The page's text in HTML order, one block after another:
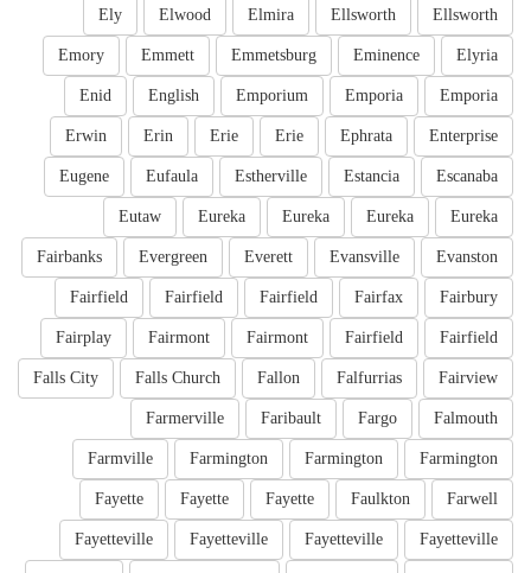
Ellsworth
Ellsworth
Elmira
Elwood
Ely
Elyria
Eminence
Emmetsburg
Emmett
Emory
Emporia
Emporia
Emporium
English
Enid
Enterprise
Ephrata
Erie
Erie
Erin
Erwin
Escanaba
Estancia
Estherville
Eufaula
Eugene
Eureka
Eureka
Eureka
Eureka
Eutaw
Evanston
Evansville
Everett
Evergreen
Fairbanks
Fairbury
Fairfax
Fairfield
Fairfield
Fairfield
Fairfield
Fairfield
Fairmont
Fairmont
Fairplay
Fairview
Falfurrias
Fallon
Falls Church
Falls City
Falmouth
Fargo
Faribault
Farmerville
Farmington
Farmington
Farmington
Farmville
Farwell
Faulkton
Fayette
Fayette
Fayette
Fayetteville
Fayetteville
Fayetteville
Fayetteville